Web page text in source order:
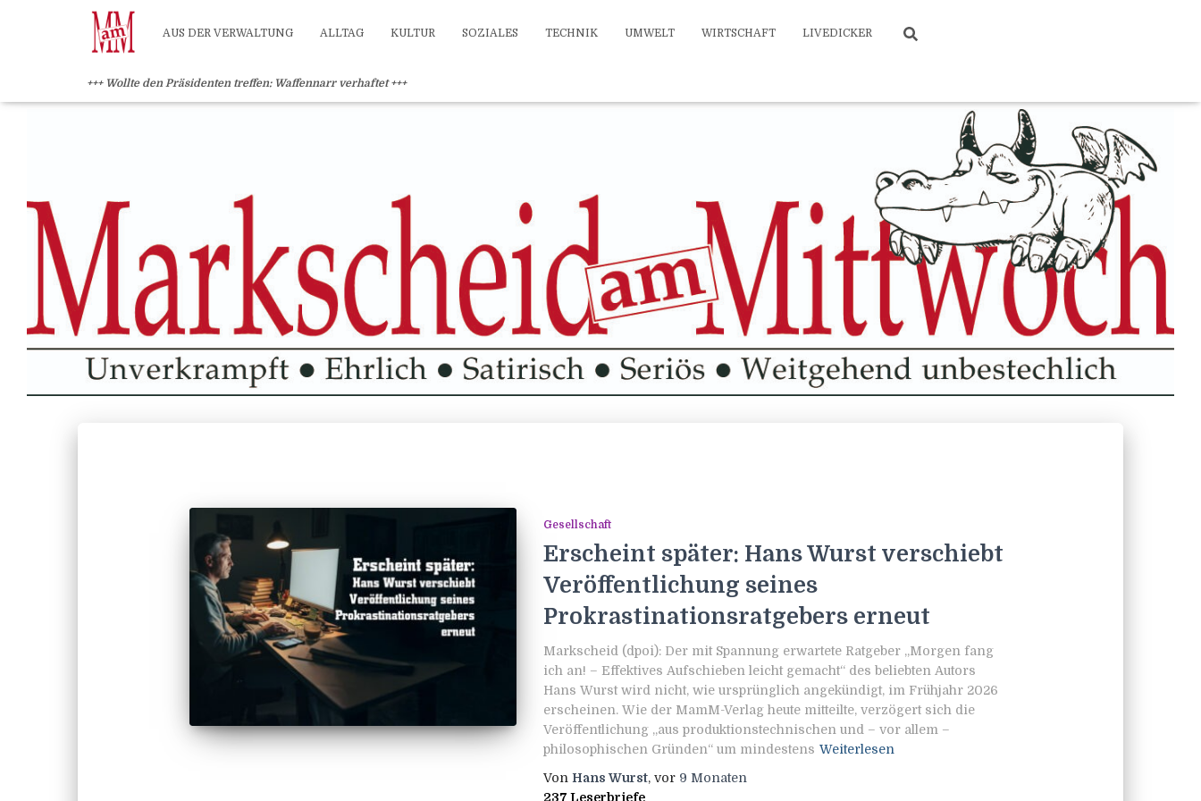
AUS DER VERWALTUNG ALLTAG KULTUR SOZIALES TECHNIK UMWELT WIRTSCHAFT LIVEDICKER
+++ Wollte den Präsidenten treffen: Waffennarr verhaftet +++
Gesellschaft
Erscheint später: Hans Wurst verschiebt
Veröffentlichung seines
Prokrastinationsratgebers erneut
Markscheid (dpoi): Der mit Spannung erwartete Ratgeber „Morgen fang
ich an! – Effektives Aufschieben leicht gemacht“ des beliebten Autors
Hans Wurst wird nicht, wie ursprünglich angekündigt, im Frühjahr 2026
erscheinen. Wie der MamM-Verlag heute mitteilte, verzögert sich die
Veröffentlichung „aus produktionstechnischen und – vor allem –
philosophischen Gründen“ um mindestens Weiterlesen
Von Hans Wurst, vor 9 Monaten
237 Leserbriefe